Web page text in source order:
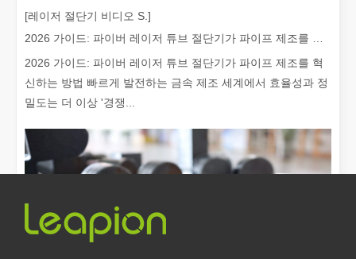
레이저 제거 페인트, 페인트를 제거하는 가장 좋은 방법을 선택해야 합니다.
[레이저 절단기 비디오 S.]
2026 가이드: 파이버 레이저 튜브 절단기가 파이프 제조를 혁
신하는 방법 빠르게 발전하는 금속 제조 세계에서 효율성과 정
밀도는 더 이상 '경쟁...